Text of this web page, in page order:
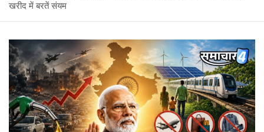
खरीद में बरतें संयम